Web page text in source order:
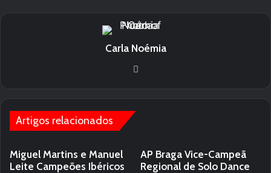
Carla Noémia
Artigos relacionados
Miguel Martins e Manuel
Leite Campeões Ibéricos
AP Braga Vice-Campeã
Regional de Solo Dance